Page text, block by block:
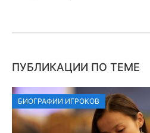
ПУБЛИКАЦИИ ПО ТЕМЕ
БИОГРАФИИ ИГРОКОВ